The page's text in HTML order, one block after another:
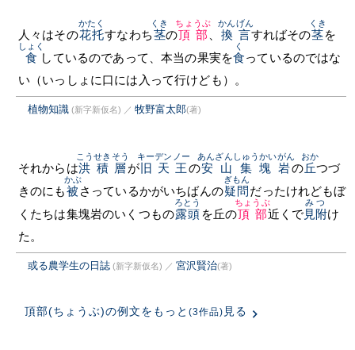
人々はその花托
かたく
すなわち茎
くき
の頂部
ちょうぶ
換言
かんげん
すればその茎
くき
を
食
しょく
しているのであって、本当の果実を食
く
っているのではな
い（いっしょに口には入って行けども）。
植物知識 (新字新仮名) ／ 牧野富太郎(著)
それからは洪積層
こうせきそう
が 旧天王
キーデンノー
の安山集塊岩
あんざんしゅうかいがん
の丘
おか
つづ
きのにも被
かぶ
さっているかがいちばんの疑問
ぎもん
だったけれどもぼ
くたちは集塊岩のいくつもの露頭
ろとう
を丘の頂部
ちょうぶ
近くで見附
みつ
け
た。
或る農学生の日誌 (新字新仮名) ／ 宮沢賢治(著)
頂部(ちょうぶ)の例文をもっと (3作品) 見る